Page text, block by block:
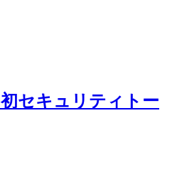
セキュリティトー